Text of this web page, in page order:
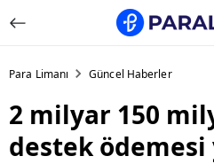
Para Limanı Güncel Haberler
2 milyar 150
destek ödemesi